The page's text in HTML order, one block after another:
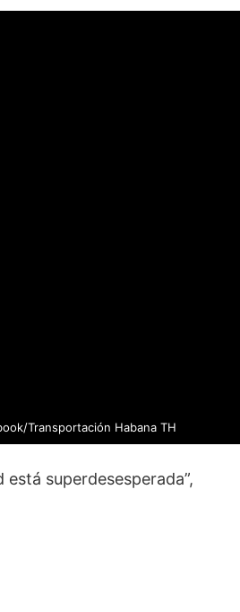
Transportación Habana TH
está superdesesperada”,